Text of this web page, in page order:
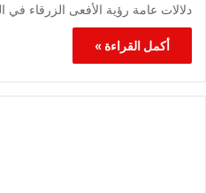
دلالات عامة رؤية الأفعى الزرقاء في
أكمل القراءة »